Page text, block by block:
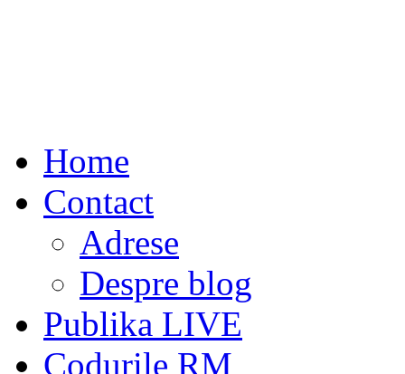
Home
Contact
Adrese
Despre blog
Publika LIVE
Codurile RM